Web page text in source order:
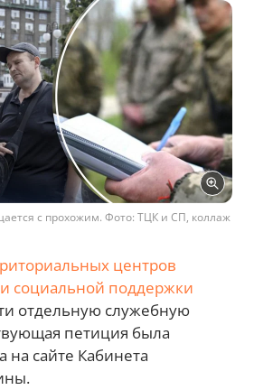
с прохожим. Фото: ТЦК и СП, коллаж
центров
социальной поддержки
отдельную служебную
петиция была
на сайте Кабинета